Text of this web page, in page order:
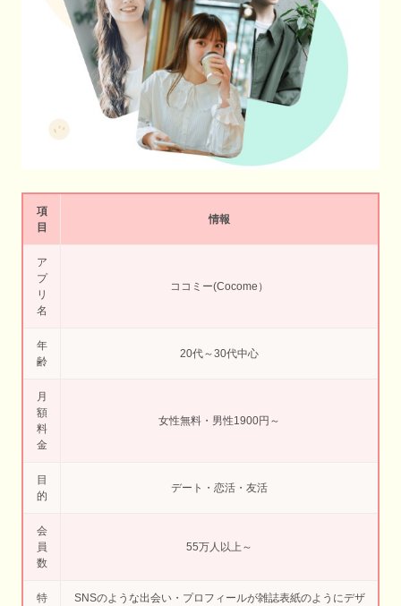
項
目
情報
ア
プ
リ
名
ココミー(Cocome）
年
齢
20代～30代中心
月
額
料
金
女性無料・男性1900円～
目
的
デート・恋活・友活
会
員
数
55万人以上～
特
SNSのような出会い・プロフィールが雑誌表紙のようにデザ